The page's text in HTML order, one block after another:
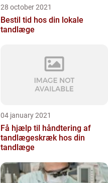
28 october 2021
Bestil tid hos din lokale
tandlæge
04 january 2021
Få hjælp til håndtering af
tandlægeskræk hos din
tandlæge